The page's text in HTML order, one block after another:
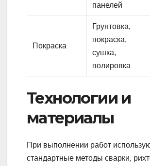
панелей
Покраска
Грунтовка,
покраска,
сушка,
полировка
Технологии и
материалы
При выполнении работ
стандартные методы сварки,